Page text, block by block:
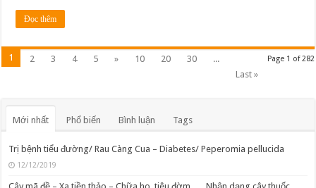
Đọc thêm
Page 1 of 282
1 2 3 4 5 » 10 20 30
...
Last »
Mới nhất Phổ biến Bình luận Tags
Trị bệnh tiểu đường/ Rau Càng Cua – Diabetes/ Peperomia pellucida
12/12/2019